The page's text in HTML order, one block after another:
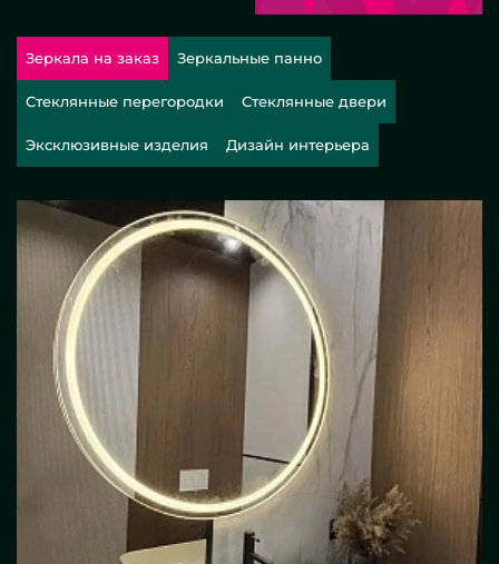
Зеркала на заказ Зеркальные панно
Стеклянные перегородки Стеклянные двери
Эксклюзивные изделия Дизайн интерьера